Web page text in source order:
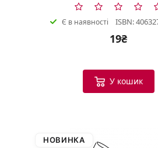
Є в наявності ISBN:
19₴
У кошик
НОВИНКА